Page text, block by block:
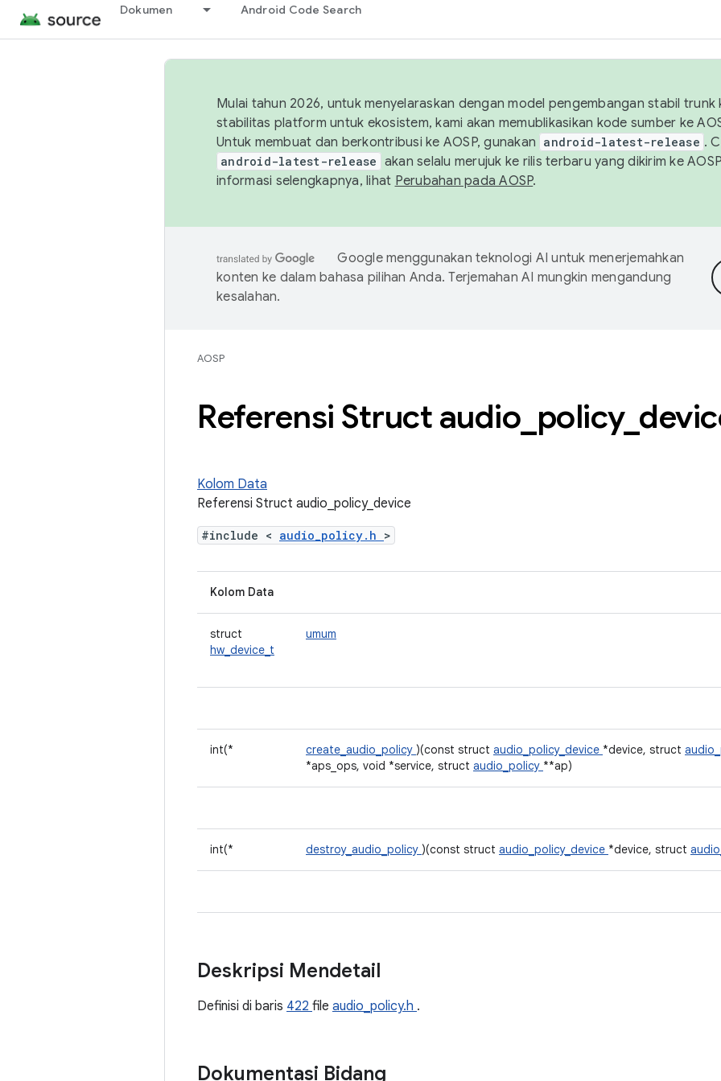
Dokumen Android Code Search
Mulai tahun 2026, untuk menyelaraskan dengan model pengembangan stabil trunk
stabilitas platform untuk ekosistem, kami akan memublikasikan kode sumber ke
Untuk membuat dan berkontribusi ke AOSP, gunakan android-latest-release .
android-latest-release akan selalu merujuk ke rilis terbaru yang dikirim ke
informasi selengkapnya, lihat Perubahan pada AOSP.
Google menggunakan teknologi AI untuk menerjemahkan
konten ke dalam bahasa pilihan Anda. Terjemahan AI mungkin mengandung
kesalahan.
AOSP
Referensi Struct audio policy_
Kolom Data
Referensi Struct audio_policy_device
#include < audio_policy.h >
Kolom Data
struct
hw_device_t
umum
int(* create_audio_policy )(const struct audio_policy_device *device, struct
*aps_ops, void *service, struct audio_policy **ap)
int(* destroy_audio_policy )(const struct audio_policy_device *device, struct
Deskripsi Mendetail
Definisi di baris 422 file audio_policy.h .
Dokumentasi Bidang